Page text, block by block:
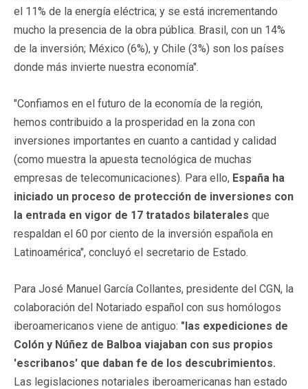
el 11% de la energía eléctrica; y se está incrementando
mucho la presencia de la obra pública. Brasil, con un 14%
de la inversión; México (6%), y Chile (3%) son los países
donde más invierte nuestra economía".
"Confiamos en el futuro de la economía de la región,
hemos contribuido a la prosperidad en la zona con
inversiones importantes en cuanto a cantidad y calidad
(como muestra la apuesta tecnológica de muchas
empresas de telecomunicaciones). Para ello, España ha
iniciado un proceso de protección de inversiones con
la entrada en vigor de 17 tratados bilaterales que
respaldan el 60 por ciento de la inversión española en
Latinoamérica", concluyó el secretario de Estado.
Para José Manuel García Collantes, presidente del CGN, la
colaboración del Notariado español con sus homólogos
iberoamericanos viene de antiguo: "las expediciones de
Colón y Núñez de Balboa viajaban con sus propios
'escribanos' que daban fe de los descubrimientos.
Las legislaciones notariales iberoamericanas han estado